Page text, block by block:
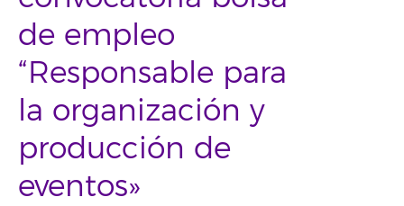
de empleo
“Responsable para
la organización y
producción de
eventos»